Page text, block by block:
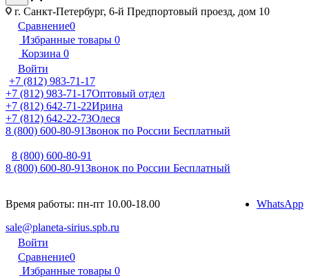
г. Санкт-Петербург, 6-й Предпортовый проезд, дом 10
Сравнение0
Избранные товары 0
Корзина 0
Войти
+7 (812) 983-71-17
+7 (812) 983-71-17Оптовый отдел
+7 (812) 642-71-22Ирина
+7 (812) 642-22-73Олеся
8 (800) 600-80-91Звонок по России Бесплатный
8 (800) 600-80-91
8 (800) 600-80-91Звонок по России Бесплатный
Время работы: пн-пт 10.00-18.00
sale@planeta-sirius.spb.ru
WhatsApp
Войти
Сравнение0
Избранные товары 0